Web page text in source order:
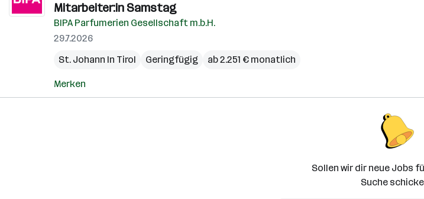
Mitarbeiter:in Samstag
BIPA Parfumerien Gesellschaft m.b.H.
29.7.2026
St. Johann In Tirol
Geringfügig ab 2.251 € monatlich
Merken
Sollen wir dir neue Jobs
Suche